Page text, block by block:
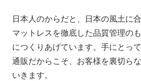
日本人のからだと、日本の風土に
マットレスを徹底した品質管理の
につくりあげています。手にとっ
通販だからこそ、お客様を裏切ら
いきます。